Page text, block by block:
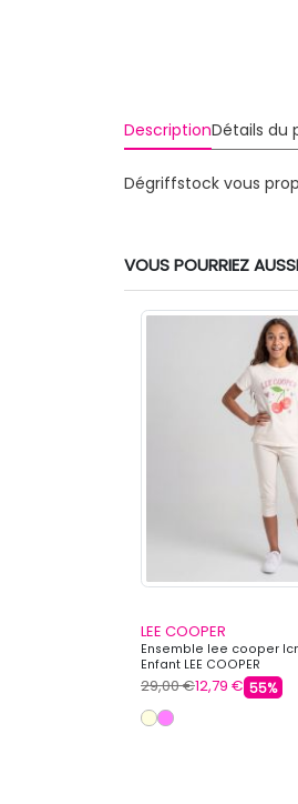
DescriptionDétails du
Dégriffstock vous
VOUS POURRIEZ
LEE COOPER
Ensemble lee cooper
Enfant LEE COOPER
29,00 €12,79 € 55%